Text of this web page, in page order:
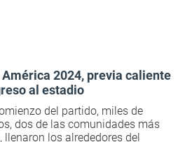
2024, previa caliente
al estadio
del partido, miles de
dos de las comunidades más
los alrededores del